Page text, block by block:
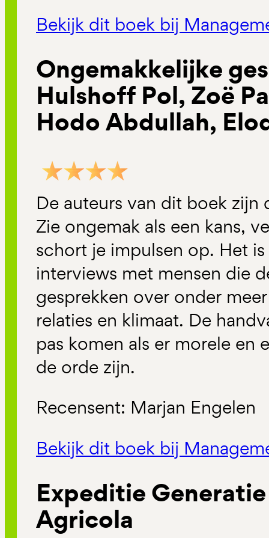
Bekijk dit boek bij
Ongemakkelijke
Hulshoff Pol, Zoë
Hodo Abdullah,
De auteurs van dit boek
Zie ongemak als een kans,
schort je impulsen op. Het
interviews met mensen die
gesprekken over onder
relaties en klimaat. De
pas komen als er morele en
de orde zijn.
Recensent: Marjan Engelen
Bekijk dit boek bij
Expeditie
Agricola